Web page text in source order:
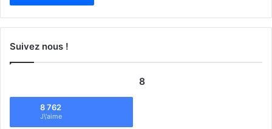
Suivez nous !
8
8 762
J\'aime